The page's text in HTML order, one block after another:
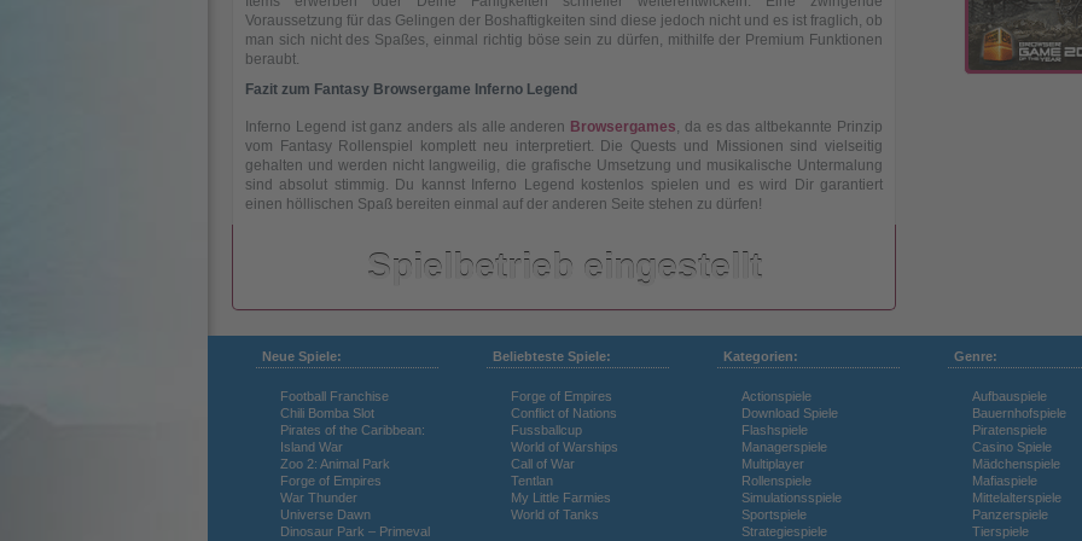
Voraussetzung für das Gelingen der Boshaftigkeiten sind diese jedoch nicht und es ist fraglich, ob
man sich nicht des Spaßes, einmal richtig böse sein zu dürfen, mithilfe der Premium Funktionen
beraubt.
Fazit zum Fantasy Browsergame Inferno Legend
Inferno Legend ist ganz anders als alle anderen Browsergames, da es das altbekannte Prinzip
vom Fantasy Rollenspiel komplett neu interpretiert. Die Quests und Missionen sind vielseitig
gehalten und werden nicht langweilig, die grafische Umsetzung und musikalische Untermalung
sind absolut stimmig. Du kannst Inferno Legend kostenlos spielen und es wird Dir garantiert
einen höllischen Spaß bereiten einmal auf der anderen Seite stehen zu dürfen!
Spielbetrieb eingestellt
Neue Spiele:
Football Franchise
Chili Bomba Slot
Pirates of the Caribbean:
Tides of War
Island War
Zoo 2: Animal Park
Forge of Empires
War Thunder
Universe Dawn
Dinosaur Park – Primeval
Beliebteste Spiele:
Forge of Empires
Conflict of Nations
Fussballcup
World of Warships
Call of War
Tentlan
My Little Farmies
World of Tanks
Kategorien:
Actionspiele
Download Spiele
Flashspiele
Managerspiele
Multiplayer
Rollenspiele
Simulationsspiele
Sportspiele
Strategiespiele
Genre:
Aufbauspiele
Bauernhofspiele
Piratenspiele
Casino Spiele
Mädchenspiele
Mafiaspiele
Mittelalterspiele
Panzerspiele
Tierspiele